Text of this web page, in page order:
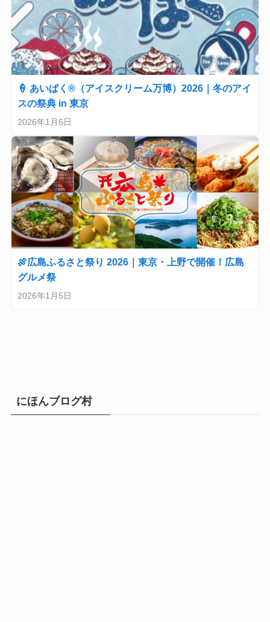
🍦 あいぱく®（アイスクリーム万博）2026｜冬のアイ
スの祭典 in 東京
2026年1月6日
🍖広島ふるさと祭り 2026｜東京・上野で開催！広島
グルメ祭
2026年1月5日
にほんブログ村